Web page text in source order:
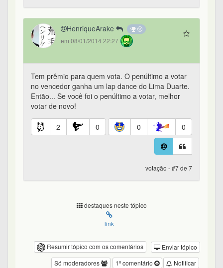
HenriqueArake
em 08/01/2014 22:27
Tem prêmio para quem vota. O penúltimo a votar
no vencedor ganha um lap dance do Lima Duarte.
Então... Se você foi o penúltimo a votar, melhor
votar de novo!
2 0 0 0
votação - #7 de 7
destaques neste tópico
link
Resumir tópico com os comentários
Enviar tópico
Notificar
1º comentário
Só moderadores